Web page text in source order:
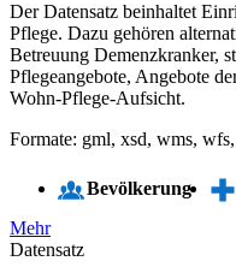
Der Datensatz beinhaltet
Pflege. Dazu gehören
Betreuung Demenzkranker,
Pflegeangebote, Angebote
Wohn-Pflege-Aufsicht.
Formate: gml, xsd, wms,
Bevölkerung
Mehr
Datensatz